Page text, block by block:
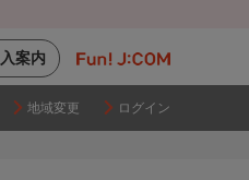
案内
地域変更 ログイン